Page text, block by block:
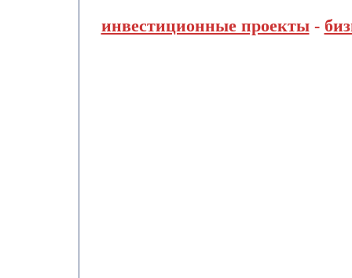
инвестиционные проекты-